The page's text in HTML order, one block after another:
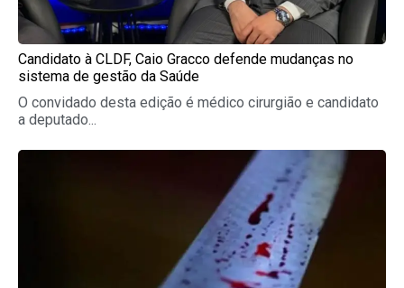
Candidato à CLDF, Caio Gracco defende mudanças no
sistema de gestão da Saúde
O convidado desta edição é médico cirurgião e candidato
a deputado...